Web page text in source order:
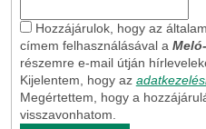
Hozzájárulok, hogy az
címem felhasználásával a
részemre e-mail útján
Kijelentem, hogy az
Megértettem, hogy a
visszavonhatom.